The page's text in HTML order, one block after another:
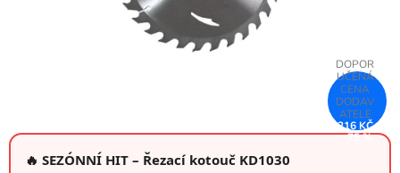
🔥 SEZÓNNÍ HIT – Řezací kotouč KD1030
216 KČ
–75 %